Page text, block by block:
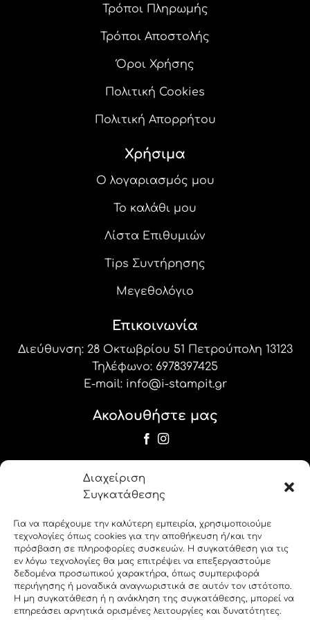
Διαχείριση
Συγκατάθεσης
Για να παρέχουμε την καλύτερη εμπειρία, χρησιμοποιούμε
τεχνολογίες όπως cookies για την αποθήκευση ή/και την
πρόσβαση σε πληροφορίες συσκευών. Η συγκατάθεση για τις
εν λόγω τεχνολογίες θα μας επιτρέψει να επεξεργαστούμε
δεδομένα προσωπικού χαρακτήρα, όπως συμπεριφορά
περιήγησης ή μοναδικά αναγνωριστικά σε αυτόν τον ιστότοπο.
Η μη συγκατάθεση ή η ανάκληση της συγκατάθεσης, μπορεί να
επηρεάσει αρνητικά ορισμένες λειτουργίες και δυνατότητες.
Τρόποι Πληρωμής
Τρόποι Αποστολής
Όροι Χρήσης
Πολιτική Cookies
Πολιτική Απορρήτου
Χρήσιμα
Ο λογαριασμός μου
Το καλάθι μου
Λίστα Επιθυμιών
Tips Συντήρησης
Μεγεθολόγιο
Επικοινωνία
Διεύθυνση: 28 Οκτωβρίου 51 Πετρούπολη 13123
Τηλέφωνο: 6978397425
E-mail: info@i-stampit.gr
Ακολουθήστε μας
Εγγραφείτε στο newsletter μας για να
label_19
label_20